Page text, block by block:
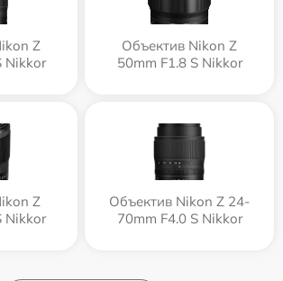
Z
Nikkor
Объектив Nikon Z
50mm F1.8 S Nikkor
Z
Nikkor
Объектив Nikon Z 24-
70mm F4.0 S Nikkor